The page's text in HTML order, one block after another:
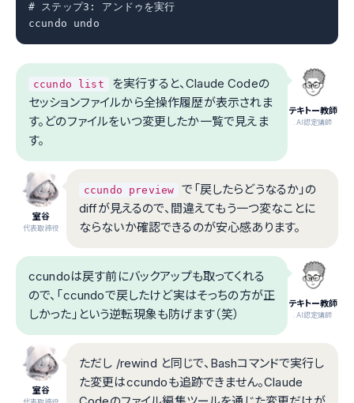
# ステップ3: アンドゥを実行
ccundo undo
テキトー教師
.AI認定講師
ccundo list
を実行すると、Claude Codeの
セッションファイルから全操作履歴が表示されま
す。どのファイルをいつ変更したか一覧で見えま
す。
室谷
代表取締役
ccundo preview
で「戻したらどうなるか」の
diffが見えるので、間違えてもう一つ変なことに
ならないか確認できるのが安心感あります。
テキトー教師
.AI認定講師
ccundoは戻す前にバックアップも取ってくれる
ので、「ccundoで戻したけど実はそっちの方が正
しかった」という逆転現象も防げます（笑）
室谷
ただし /rewind と同じで、Bashコマンドで実行し
た変更はccundoも追跡できません。Claude